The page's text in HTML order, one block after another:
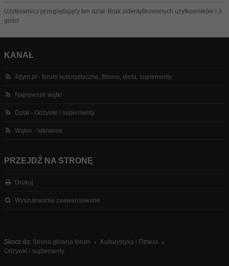
Użytkownicy przeglądający ten dział: Brak zidentyfikowanych użytkowników i 3
gości
KANAŁ
4gym.pl - forum kulturystyczne, fitness, dieta, suplementy
Najnowsze wątki
Dział - Odżywki i suplementy
Wątek - laknienie
PRZEJDŹ NA STRONĘ
Drukuj
Wyszukiwanie zaawansowane
Skocz do: Strona główna forum
Kulturystyka i Fitness
Odżywki i suplementy